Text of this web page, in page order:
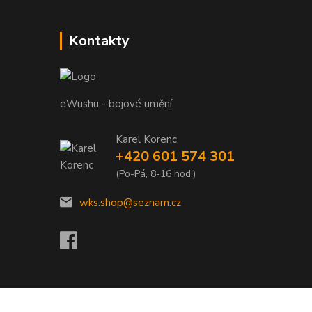
Kontakty
eWushu - bojové umění
Karel Korenc
+420 601 574 301
(Po-Pá, 8-16 hod.)
wks.shop@seznam.cz